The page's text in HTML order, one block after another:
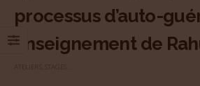
processus d’auto-
Enseignement de